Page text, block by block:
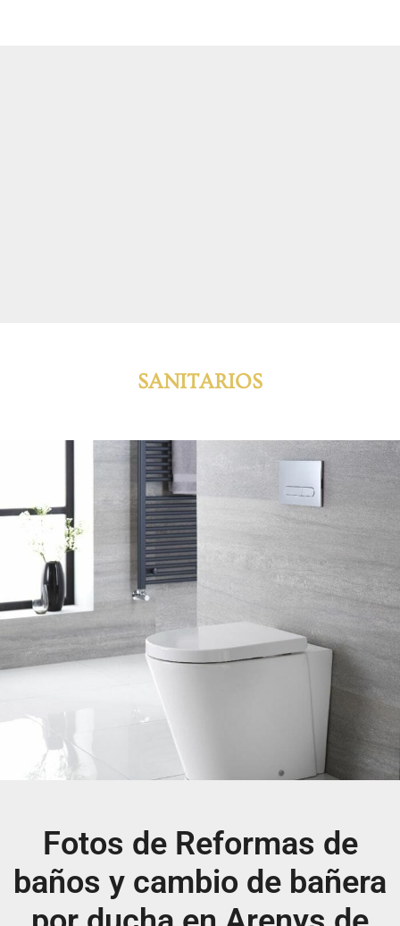
SANITARIOS
Fotos de Reformas de
baños y cambio de bañera